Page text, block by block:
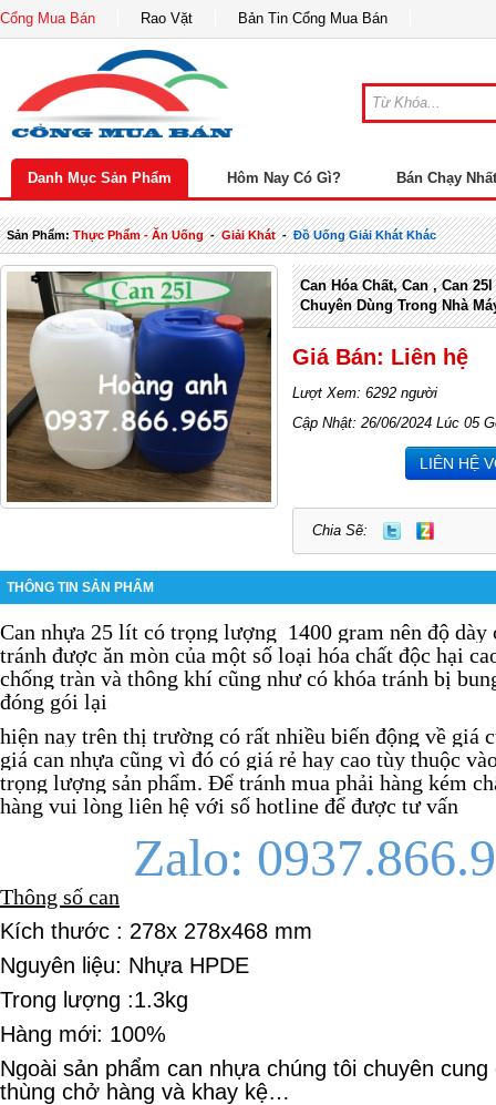
Cổng Mua Bán Rao Vặt Bản Tin Cổng Mua Bán
Danh Mục Sản Phẩm Hôm Nay Có Gì? Bán Chạy Nhất
Sản Phẩm:Thực Phẩm - Ăn Uống-Giải Khát-Đồ Uống Giải Khát Khác
Can Hóa Chất, Can , Can
Chuyên Dùng Trong Nhà
Giá Bán: Liên hệ
Lượt Xem: 6292 người
Cập Nhật: 26/06/2024 Lúc 05
LIÊN HỆ
Chia Sẽ:
THÔNG TIN SẢN PHẨM
Can nhựa 25 lít có trọng lượng 1400 gram nên độ dày
tránh được ăn mòn của một số loại hóa chất độc hại
chống tràn và thông khí cũng như có khóa tránh bị
đóng gói lại
hiện nay trên thị trường có rất nhiều biến động về giá
giá can nhựa cũng vì đó có giá rẻ hay cao tùy thuộc
trọng lượng sản phẩm. Để tránh mua phải hàng kém
hàng vui lòng liên hệ với số hotline để được tư vấn
Zalo:
Thông số can
Kích thước : 278x 278x468 mm
Nguyên liệu: Nhựa HPDE
Trong lượng :1.3kg
Hàng mới: 100%
Ngoài sản phẩm can nhựa chúng tôi chuyên cung
thùng chở hàng và khay kệ…